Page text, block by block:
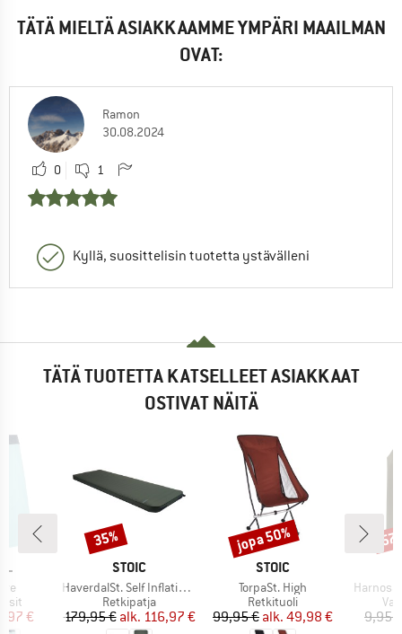
TÄTÄ MIELTÄ ASIAKKAAMME YMPÄRI MAAILMAN
OVAT:
Ramon
30.08.2024
0 1
Kyllä, suosittelisin tuotetta ystävälleni
TÄTÄ TUOTETTA KATSELLEET ASIAKKAAT
OSTIVAT NÄITÄ
hinta
€
MERKKI
STOIC
Tuote
HaverdalSt. Self Inflating Mat
Tuoteryhmä
Retkipatja
Hinta
179,95 € Alennettu hinta
alk. 116,97 €
Alennus
35%
MERKKI
STOIC
Tuote
TorpaSt. High
Tuoteryhmä
Retkituoli
Hinta
99,95 € Alennettu hinta
alk. 49,98 €
Alennus
jopa 50%
Tuote
9,95 €